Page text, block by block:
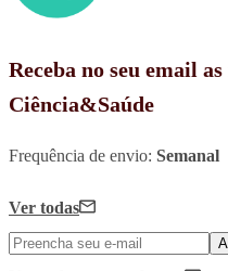
Receba no seu email
Ciência&Saúde
Frequência de envio: Semanal
Ver todas